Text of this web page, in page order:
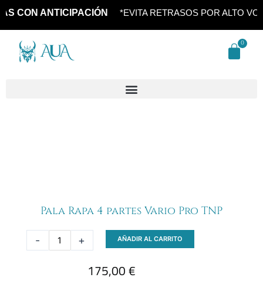
ANTICIPACIÓN *EVITA RETRASOS POR ALTO
Pala Rapa 4 partes Vario Pro TNP
-
Rapa
+ AÑADIR AL CARRITO
175,00€